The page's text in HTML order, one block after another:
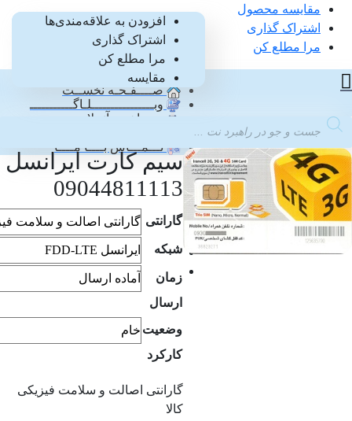
مقایسه محصول
اشتراک گذاری
مرا مطلع کن
0
دســتـه بــنـدی کـالـاهــا
صــــفـحـه نخســت
وبــــــــــــــــلـاگـــــــــــ
پــرداخـت آنــلایــن
تـــمـــاس بــــا مــــا
Products
search
افزودن به علاقه‌مندی‌ها
اشتراک گذاری
مرا مطلع کن
مقایسه
سیم کارت ایرانسل
09044811113
گارانتی
شبکه
زمان
ارسال
وضعیت
کارکرد
گارانتی اصالت و سلامت فیزیکی
کالا